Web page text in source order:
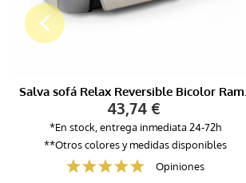
Foulard
43,74 €
*En stock, entrega inmediata 24-72h
**Otros colores y medidas disponibles
Opiniones